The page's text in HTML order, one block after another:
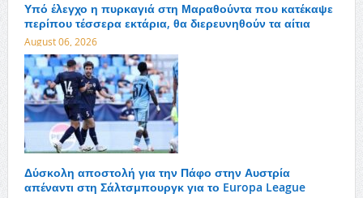
Υπό έλεγχο η πυρκαγιά στη Μαραθούντα που κατέκαψε
περίπου τέσσερα εκτάρια, θα διερευνηθούν τα αίτια
August 06, 2026
Δύσκολη αποστολή για την Πάφο στην Αυστρία
απέναντι στη Σάλτσμπουργκ για το Europa League